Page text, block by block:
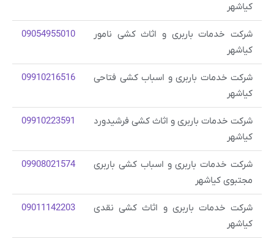
کیاشهر
شرکت خدمات باربری و اثاث کشی نامور
کیاشهر
09054955010
شرکت خدمات باربری و اسباب کشی فتاحی
کیاشهر
09910216516
شرکت خدمات باربری و اثاث کشی فرشیدورد
کیاشهر
09910223591
شرکت خدمات باربری و اسباب کشی باربری
مجتبوی کیاشهر
09908021574
شرکت خدمات باربری و اثاث کشی نقدی
کیاشهر
09011142203